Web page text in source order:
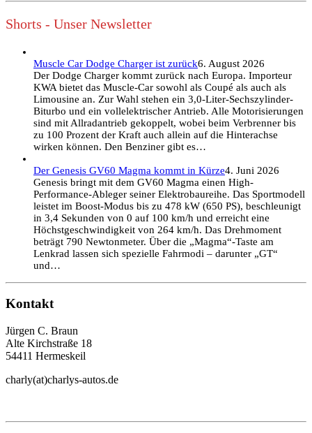
Shorts - Unser Newsletter
Muscle Car Dodge Charger ist zurück6. August 2026
Der Dodge Charger kommt zurück nach Europa. Importeur
KWA bietet das Muscle-Car sowohl als Coupé als auch als
Limousine an. Zur Wahl stehen ein 3,0-Liter-Sechszylinder-
Biturbo und ein vollelektrischer Antrieb. Alle Motorisierungen
sind mit Allradantrieb gekoppelt, wobei beim Verbrenner bis
zu 100 Prozent der Kraft auch allein auf die Hinterachse
wirken können. Den Benziner gibt es…
Der Genesis GV60 Magma kommt in Kürze4. Juni 2026
Genesis bringt mit dem GV60 Magma einen High-
Performance-Ableger seiner Elektrobaureihe. Das Sportmodell
leistet im Boost-Modus bis zu 478 kW (650 PS), beschleunigt
in 3,4 Sekunden von 0 auf 100 km/h und erreicht eine
Höchstgeschwindigkeit von 264 km/h. Das Drehmoment
beträgt 790 Newtonmeter. Über die „Magma“-Taste am
Lenkrad lassen sich spezielle Fahrmodi – darunter „GT“
und…
Kontakt
Jürgen C. Braun
Alte Kirchstraße 18
54411 Hermeskeil
charly(at)charlys-autos.de